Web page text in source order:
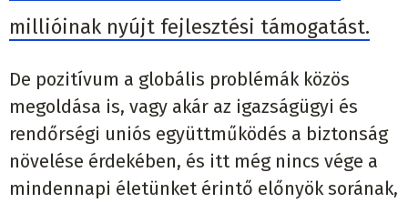
millióinak nyújt fejlesztési támogatást.
De pozitívum a globális problémák közös
megoldása is, vagy akár az igazságügyi és
rendőrségi uniós együttműködés a biztonság
növelése érdekében, és itt még nincs vége a
mindennapi életünket érintő előnyök sorának,